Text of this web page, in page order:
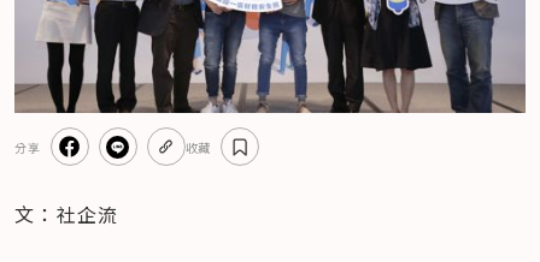
分享 收藏
文：社企流